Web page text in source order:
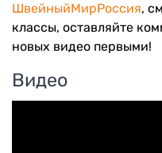
ШвейныйМирРоссия,
классы, оставляйте
новых видео первыми!
Видео